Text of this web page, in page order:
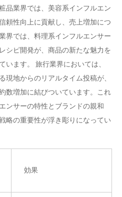
品業界では、美容系インフルエン
頼性向上に貢献し、売上増加につ
界では、料理系インフルエンサー
シピ開発が、商品の新たな魅力を
います。 旅行業界においては、
現地からのリアルタイム投稿が、
数増加に結びついています。これ
ンサーの特性とブランドの親和
略の重要性が浮き彫りになってい
効果